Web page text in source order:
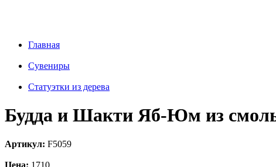
Главная
Сувениры
Статуэтки из дерева
Будда и Шакти Яб-Юм из
Артикул: F5059
Цена: 1710